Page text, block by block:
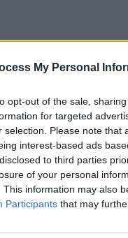
My Personal
opt-out of the sale,
for targeted
selection. Please note
interest-based ads
to third parties
of your personal
This information may also
Participants that may
mare atac a fost